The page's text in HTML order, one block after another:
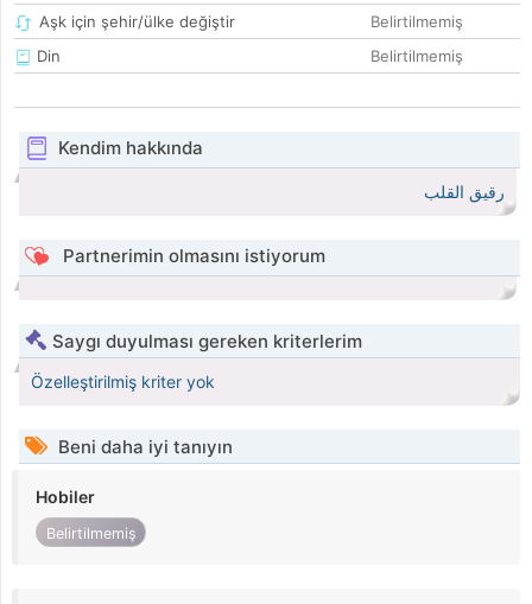
Aşk için şehir/ülke değiştir
Belirtilmemiş
Din
Belirtilmemiş
Kendim hakkında
رقيق القلب
Partnerimin olmasını istiyorum
Saygı duyulması gereken kriterlerim
Özelleştirilmiş kriter yok
Beni daha iyi tanıyın
Hobiler
Belirtilmemiş